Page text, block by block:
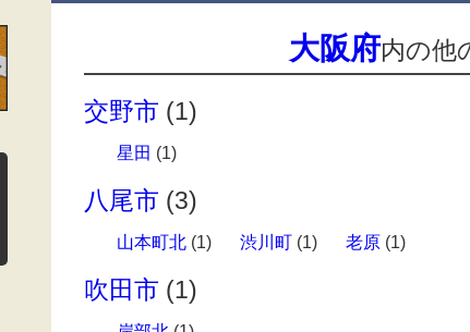
大阪府内の他
交野市 (1)
星田 (1)
八尾市 (3)
山本町北 (1) 渋川町 (1) 老原 (1)
吹田市 (1)